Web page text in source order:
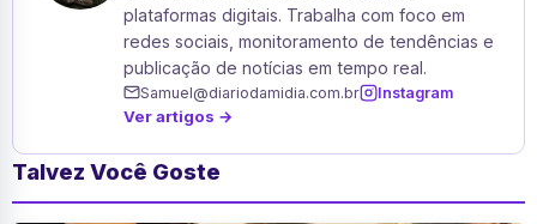
plataformas digitais. Trabalha com foco em
redes sociais, monitoramento de tendências e
publicação de notícias em tempo real.
Samuel@diariodamidia.com.br Instagram
Ver artigos →
Talvez Você Goste